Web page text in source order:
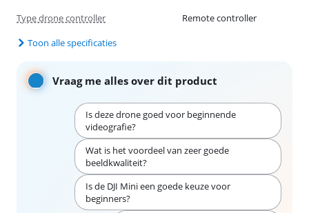
Type drone controller
Remote controller
Toon alle specificaties
Vraag me alles over dit product
Is deze drone goed voor beginnende
videografie?
Wat is het voordeel van zeer goede
beeldkwaliteit?
Is de DJI Mini een goede keuze voor
beginners?